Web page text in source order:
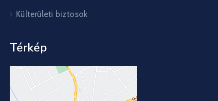
Külterületi biztosok
Térkép